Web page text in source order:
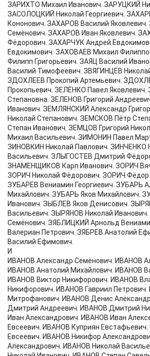
ЗАРИХТО Михаил Иванович. ЗАРУЦКИЙ
ЗАСОЛОЦКИЙ Николай Георгиевич.
Кононович. ЗАХАРОВ Василий
Семёнович. ЗАХАРОВ Иван Яковлевич.
Фёдорович. ЗАХАРЧУК Андрей
Евдокимович. ЗАХОВАЕВ Михаил
Филипп Григорьевич. ЗАЯЦ Василий
Василий Тимофеевич. ЗВЯГИНЦЕВ
ЗДОХЛЕЕВ Прокопий Артемьевич.
Прокопьевич. ЗЕЛЁНКО Павел
Степановна. ЗЕЛЕНОВ Григорий
Иванович. ЗЕМЛЯНСКИЙ Александр
Николай Степанович. ЗЕМСКОВ Пётр
Степан Иванович. ЗЕМЦОВ Григорий
Михаил Васильевич. ЗИМОНИН Павел
ЗИНОВКИН Николай Павлович. ЗИНЧЕНКО
Васильевич. ЗЛЫГОСТЕВ Дмитрий
ЗНАМЕНЩИКОВ Карп Иванович. ЗОРИЧ
ЗОРИЧ Николай Фёдорович. ЗОРИЧ Фёдор
ЗУБАРЕВ Вениамин Георгиевич. ЗУБАРЬ
Михайлович. ЗУБАРЬ Яков Михайлович.
Иванович. ЗЫБЛЕВ Яков Денисович.
Васильевич. ЗЫРЯНОВ Николай
Семёнович. ЗЯБЛИЦКИЙ Арнольд
Валериан Петрович. ЗЯБРЕВ Анатолий
Василий Ефимович.
И
ИВАНОВ Александр Семёнович. ИВАНОВ
ИВАНОВ Анатолий Михайлович. ИВАНОВ
ИВАНОВ Виктор Никифорович. ИВАНОВ
Никифорович. ИВАНОВ Гавриил Петрович.
Митрофанович. ИВАНОВ Денис
Дмитрий Андреевич. ИВАНОВ Дмитрий
Иван Александрович. ИВАНОВ Иван
Евсеевич. ИВАНОВ Куприян
Евсеевич. ИВАНОВ Никифор
Александрович. ИВАНОВ Николай